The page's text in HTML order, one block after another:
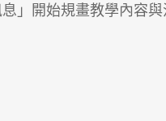
」開始規畫教學內容與